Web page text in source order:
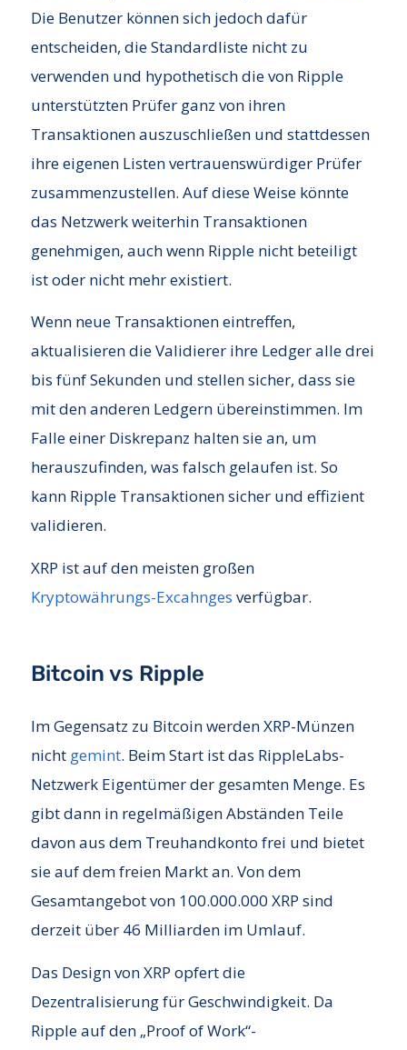
Die Benutzer können sich jedoch dafür
entscheiden, die Standardliste nicht zu
verwenden und hypothetisch die von Ripple
unterstützten Prüfer ganz von ihren
Transaktionen auszuschließen und stattdessen
ihre eigenen Listen vertrauenswürdiger Prüfer
zusammenzustellen. Auf diese Weise könnte
das Netzwerk weiterhin Transaktionen
genehmigen, auch wenn Ripple nicht beteiligt
ist oder nicht mehr existiert.
Wenn neue Transaktionen eintreffen,
aktualisieren die Validierer ihre Ledger alle drei
bis fünf Sekunden und stellen sicher, dass sie
mit den anderen Ledgern übereinstimmen. Im
Falle einer Diskrepanz halten sie an, um
herauszufinden, was falsch gelaufen ist. So
kann Ripple Transaktionen sicher und effizient
validieren.
XRP ist auf den meisten großen
Kryptowährungs-Excahnges verfügbar.
Bitcoin vs Ripple
Im Gegensatz zu Bitcoin werden XRP-Münzen
nicht gemint. Beim Start ist das RippleLabs-
Netzwerk Eigentümer der gesamten Menge. Es
gibt dann in regelmäßigen Abständen Teile
davon aus dem Treuhandkonto frei und bietet
sie auf dem freien Markt an. Von dem
Gesamtangebot von 100.000.000 XRP sind
derzeit über 46 Milliarden im Umlauf.
Das Design von XRP opfert die
Dezentralisierung für Geschwindigkeit. Da
Ripple auf den „Proof of Work“-